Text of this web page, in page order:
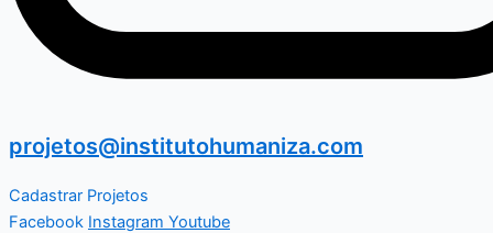
projetos@institutohumaniza.com
Cadastrar Projetos
Facebook Instagram Youtube